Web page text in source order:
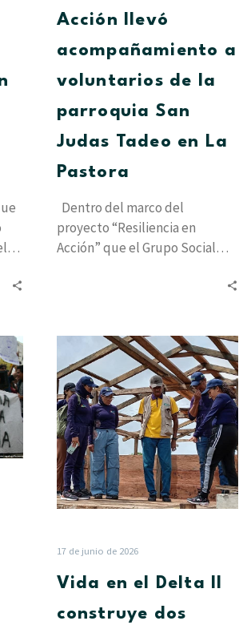
en
Pastora
Acción llevó
acompañamiento a
voluntarios de la
parroquia San
Judas Tadeo en La
Pastora
Dentro del marco del
proyecto “Resiliencia en
Acción” que el Grupo Social
Vida
en
el
Delta
II
construye
dos
«janokos»
para
no
17 de junio de 2026
Vida en el Delta II
construye dos